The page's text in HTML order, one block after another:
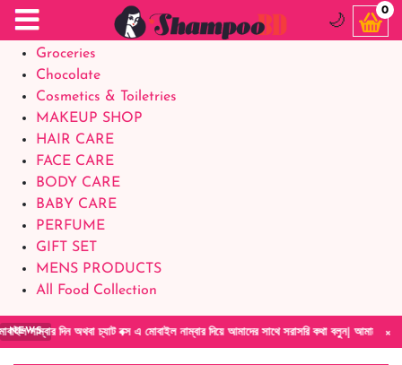
Food Supplements
Baby Foods
Groceries
Chocolate
Cosmetics & Toiletries
MAKEUP SHOP
HAIR CARE
FACE CARE
BODY CARE
BABY CARE
PERFUME
GIFT SET
MENS PRODUCTS
All Food Collection
×
NEWSচ্যাট বক্স এ মোবাইল নাম্বার দিয়ে আমাদের সাথে সরাসরি কথা বলুন| আমাদের যেকোনো পণ্য
🌙
0